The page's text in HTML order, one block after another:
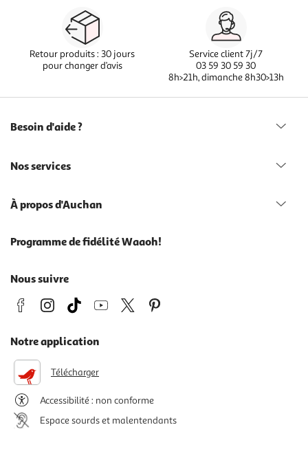
Retour produits : 30 jours
pour changer d’avis
Service client 7j/7
03 59 30 59 30
8h>21h, dimanche 8h30>13h
Besoin d'aide ?
Nos services
À propos d'Auchan
Programme de fidélité Waaoh!
Nous suivre
Notre application
Télécharger
Accessibilité : non conforme
Espace sourds et malentendants